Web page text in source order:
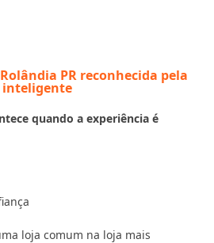
PR reconhecida pela
inteligente
quando a experiência é
loja comum na loja mais